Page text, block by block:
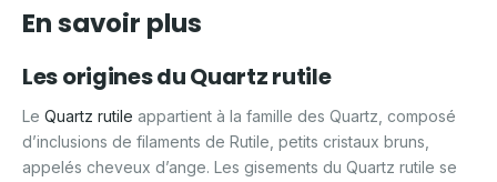
En savoir plus
Les origines du Quartz rutile
Le Quartz rutile appartient à la famille des Quartz, composé
d’inclusions de filaments de Rutile, petits cristaux bruns,
appelés cheveux d’ange. Les gisements du Quartz rutile se